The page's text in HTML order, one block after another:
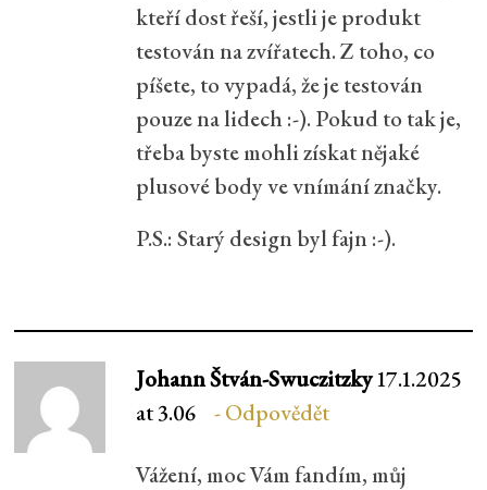
kteří dost řeší, jestli je produkt
testován na zvířatech. Z toho, co
píšete, to vypadá, že je testován
pouze na lidech :-). Pokud to tak je,
třeba byste mohli získat nějaké
plusové body ve vnímání značky.
P.S.: Starý design byl fajn :-).
Johann Štván-Swuczitzky17.1.2025
at 3.06
Odpovědět
Vážení, moc Vám fandím, můj